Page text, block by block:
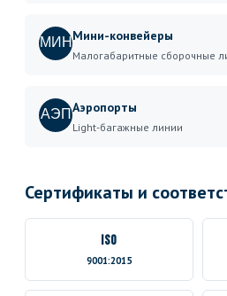
МИНМини-конвейеры
Малогабаритные сборочные
АЭПАэропорты
Light-багажные линии
Сертификаты и
ISO
9001:2015